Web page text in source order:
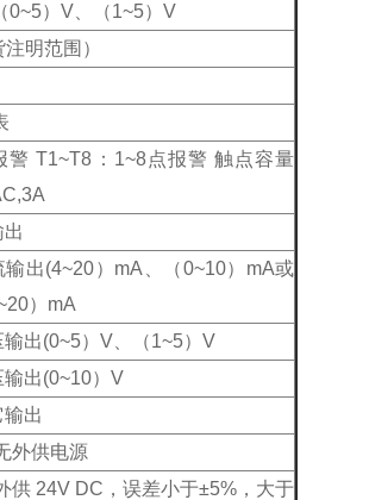
0~5）V、（1~5）V
明范围）
警 T1~T8：1~8点报警 触点容量
出
输出(4~20）mA、（0~10）mA或
）mA
输出(0~5）V、（1~5）V
输出(0~10）V
出
外供电源
供 24V DC，误差小于±5%，大于